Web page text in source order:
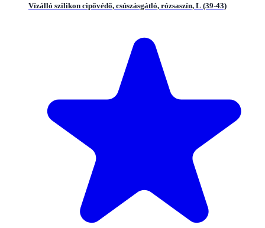
Vízálló szilikon cipővédő, csúszásgátló, rózsaszín, L (39-43)